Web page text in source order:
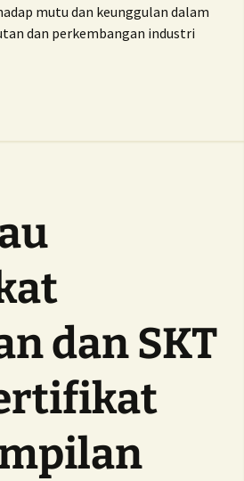
mutu dan keunggulan dalam
dan perkembangan industri
dan SKT